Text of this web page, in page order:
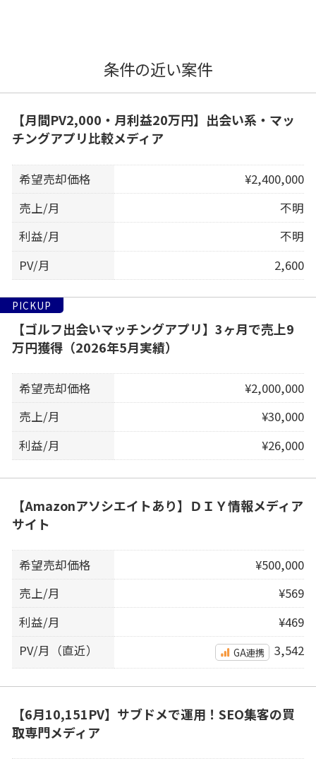
条件の近い案件
【月間PV2,000・月利益20万円】出会い系・マッ
チングアプリ比較メディア
希望売却価格
¥2,400,000
売上/月
不明
利益/月
不明
PV/月
2,600
PICKUP
【ゴルフ出会いマッチングアプリ】3ヶ月で売上9
万円獲得（2026年5月実績）
希望売却価格
¥2,000,000
売上/月
¥30,000
利益/月
¥26,000
【Amazonアソシエイトあり】ＤＩＹ情報メディア
サイト
希望売却価格
¥500,000
売上/月
¥569
利益/月
¥469
PV/月（直近）
GA連携 3,542
【6月10,151PV】サブドメで運用！SEO集客の買
取専門メディア